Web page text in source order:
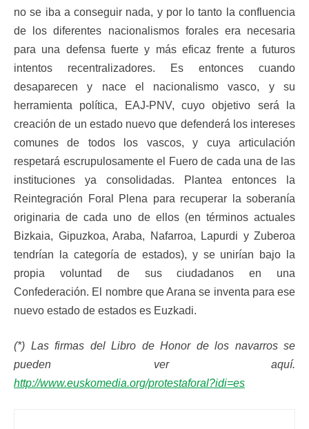
no se iba a conseguir nada, y por lo tanto la confluencia
de los diferentes nacionalismos forales era necesaria
para una defensa fuerte y más eficaz frente a futuros
intentos recentralizadores. Es entonces cuando
desaparecen y nace el nacionalismo vasco, y su
herramienta política, EAJ-PNV, cuyo objetivo será la
creación de un estado nuevo que defenderá los intereses
comunes de todos los vascos, y cuya articulación
respetará escrupulosamente el Fuero de cada una de las
instituciones ya consolidadas. Plantea entonces la
Reintegración Foral Plena para recuperar la soberanía
originaria de cada uno de ellos (en términos actuales
Bizkaia, Gipuzkoa, Araba, Nafarroa, Lapurdi y Zuberoa
tendrían la categoría de estados), y se unirían bajo la
propia voluntad de sus ciudadanos en una
Confederación. El nombre que Arana se inventa para ese
nuevo estado de estados es Euzkadi.
(*) Las firmas del Libro de Honor de los navarros se
pueden ver aquí.
http://www.euskomedia.org/protestaforal?idi=es